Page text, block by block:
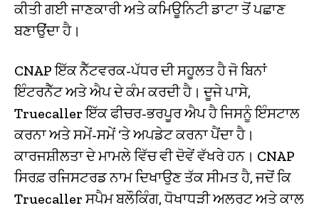
ਕੀਤੀ ਗਈ ਜਾਣਕਾਰੀ ਅਤੇ ਕਮਿਊਨਿਟੀ ਡਾਟਾ ਤੋਂ ਪਛਾਣ
ਬਣਾਉਂਦਾ ਹੈ।
CNAP ਇੱਕ ਨੈੱਟਵਰਕ-ਪੱਧਰ ਦੀ ਸਹੂਲਤ ਹੈ ਜੋ ਬਿਨਾਂ
ਇੰਟਰਨੈੱਟ ਅਤੇ ਐਪ ਦੇ ਕੰਮ ਕਰਦੀ ਹੈ। ਦੂਜੇ ਪਾਸੇ,
Truecaller ਇੱਕ ਫੀਚਰ-ਭਰਪੂਰ ਐਪ ਹੈ ਜਿਸਨੂੰ ਇੰਸਟਾਲ
ਕਰਨਾ ਅਤੇ ਸਮੇਂ-ਸਮੇਂ ‘ਤੇ ਅਪਡੇਟ ਕਰਨਾ ਪੈਂਦਾ ਹੈ।
ਕਾਰਜਸ਼ੀਲਤਾ ਦੇ ਮਾਮਲੇ ਵਿੱਚ ਵੀ ਦੋਵੇਂ ਵੱਖਰੇ ਹਨ। CNAP
ਸਿਰਫ਼ ਰਜਿਸਟਰਡ ਨਾਮ ਦਿਖਾਉਣ ਤੱਕ ਸੀਮਤ ਹੈ, ਜਦੋਂ ਕਿ
Truecaller ਸਪੈਮ ਬਲੌਕਿੰਗ, ਧੋਖਾਧੜੀ ਅਲਰਟ ਅਤੇ ਕਾਲ